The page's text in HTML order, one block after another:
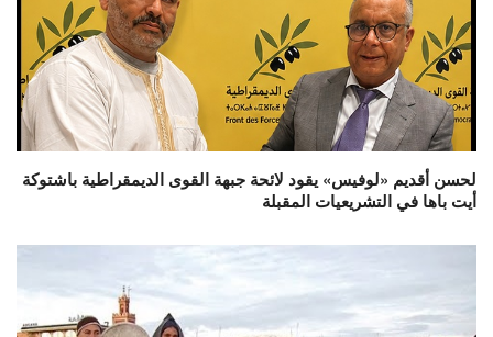
لحسن أقديم «لوفيس» يقود لائحة جبهة القوى الديمقراطية باشتوكة
أيت باها في التشريعيات المقبلة